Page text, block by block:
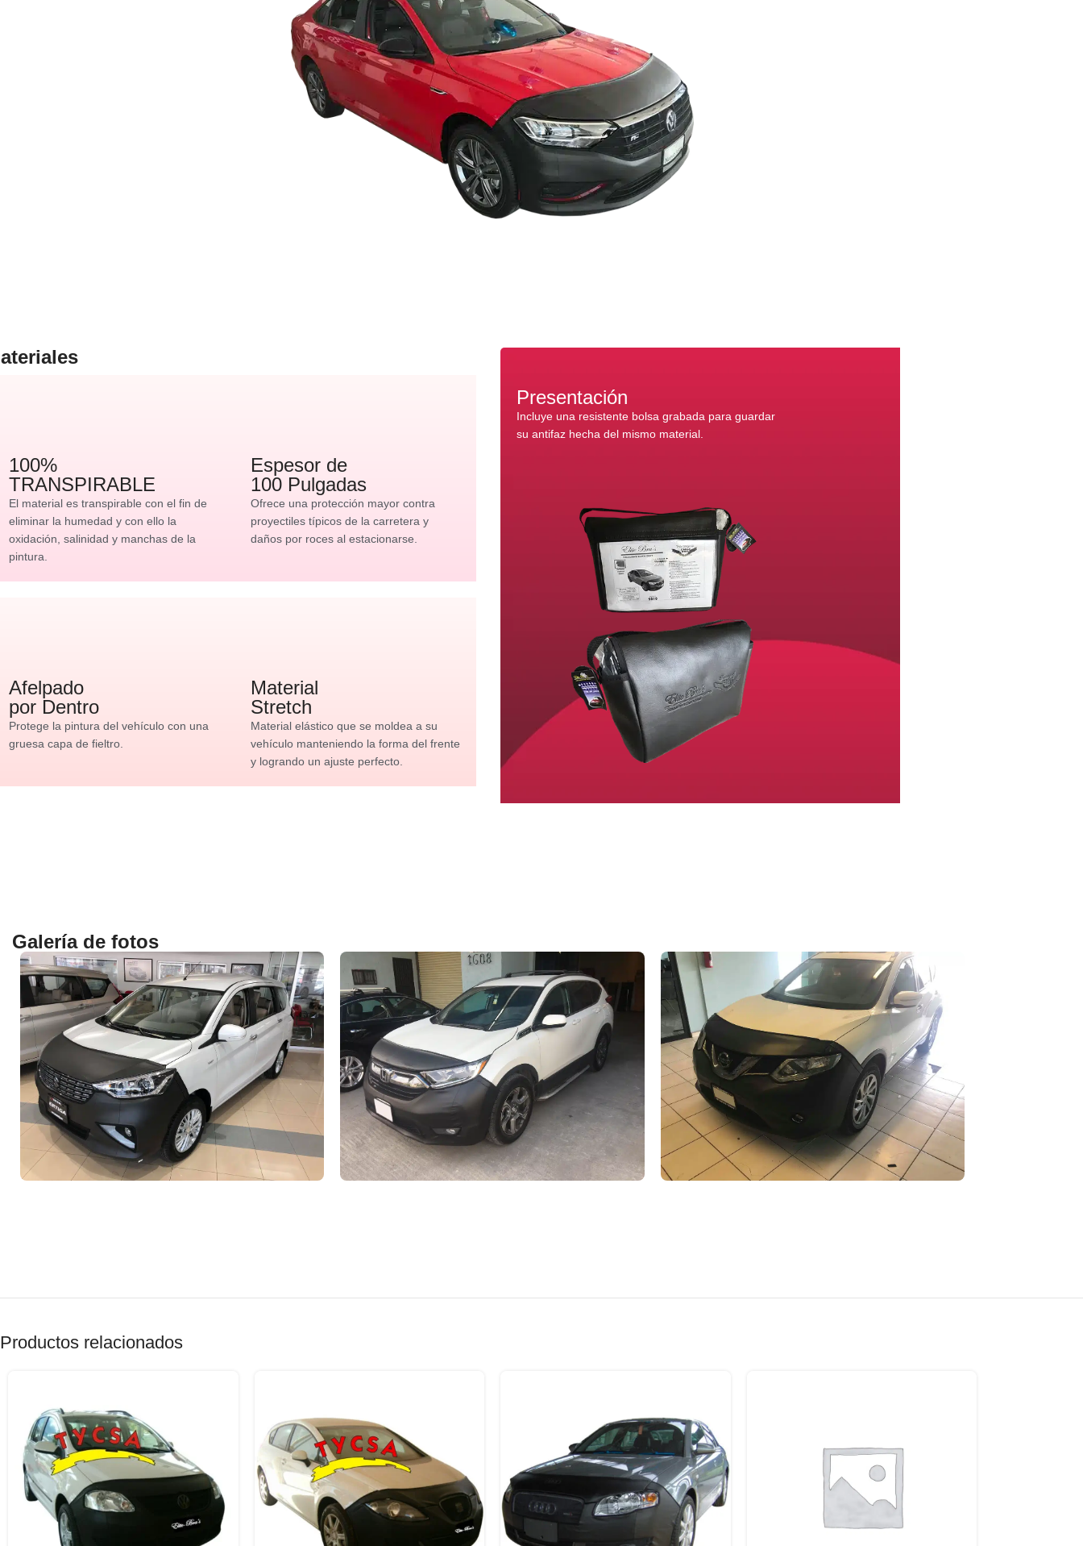
100%
TRANSPIRABLE
El material es transpirable con el fin de
eliminar la humedad y con ello la
oxidación, salinidad y manchas de la
pintura.
Espesor de
100 Pulgadas
Ofrece una protección mayor contra
proyectiles típicos de la carretera y
daños por roces al estacionarse.
Afelpado
por Dentro
Protege la pintura del vehículo con una
gruesa capa de fieltro.
Material
Stretch
Material elástico que se moldea a su
vehículo manteniendo la forma del frente
y logrando un ajuste perfecto.
Presentación
Incluye una resistente bolsa grabada para guardar
su antifaz hecha del mismo material.
Galería de fotos
Productos relacionados